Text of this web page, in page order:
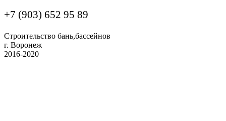
+7 (903) 652 95 89
Строительство бань,бассейнов
г. Воронеж
2016-2020